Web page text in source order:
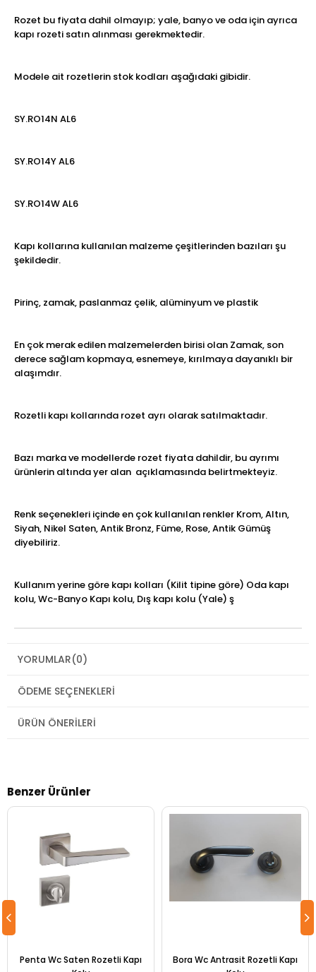
Rozet bu fiyata dahil olmayıp; yale, banyo ve oda için ayrıca
kapı rozeti satın alınması gerekmektedir.
Modele ait rozetlerin stok kodları aşağıdaki gibidir.
SY.RO14N AL6
SY.RO14Y AL6
SY.RO14W AL6
Kapı kollarına kullanılan malzeme çeşitlerinden bazıları şu
şekildedir.
Pirinç, zamak, paslanmaz çelik, alüminyum ve plastik
En çok merak edilen malzemelerden birisi olan Zamak, son
derece sağlam kopmaya, esnemeye, kırılmaya dayanıklı bir
alaşımdır.
Rozetli kapı kollarında rozet ayrı olarak satılmaktadır.
Bazı marka ve modellerde rozet fiyata dahildir, bu ayrımı
ürünlerin altında yer alan açıklamasında belirtmekteyiz.
Renk seçenekleri içinde en çok kullanılan renkler Krom, Altın,
Siyah, Nikel Saten, Antik Bronz, Füme, Rose, Antik Gümüş
diyebiliriz.
Kullanım yerine göre kapı kolları (Kilit tipine göre) Oda kapı
kolu, Wc-Banyo Kapı kolu, Dış kapı kolu (Yale) ş
YORUMLAR(0)
ÖDEME SEÇENEKLERI
ÜRÜN ÖNERILERI
Benzer Ürünler
Penta Wc Saten Rozetli Kapı
Bora Wc Antrasit Rozetli Kapı